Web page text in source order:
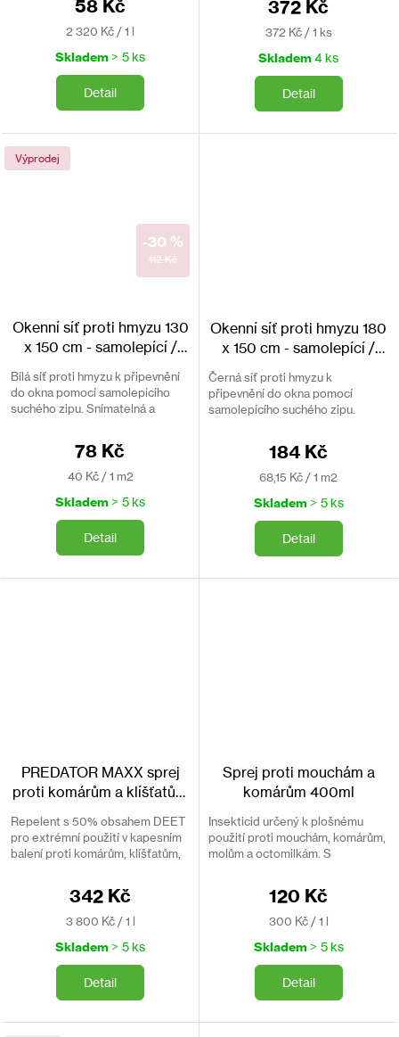
58 Kč
Měrná
2 320 Kč / 1 l
Skladem > 5 ks
Detail
372 Kč
Měrná
372 Kč / 1 ks
Skladem 4 ks
Detail
Výprodej
112 Kč
-30 %
Okenní síť proti hmyzu 130
x 150 cm - samolepící /
Bílá síť proti hmyzu k připevnění
do okna pomocí samolepícího
suchého zipu. Snímatelná a
78 Kč
Měrná
40 Kč / 1 m2
Skladem > 5 ks
Detail
Okenní síť proti hmyzu 180
x 150 cm - samolepící /
Černá síť proti hmyzu k
připevnění do okna pomocí
samolepícího suchého zipu.
184 Kč
Měrná
68,15 Kč / 1 m2
Skladem > 5 ks
Detail
PREDATOR MAXX sprej
proti komárům a klíšťatům
Repelent s 50% obsahem DEET
pro extrémní použití v kapesním
balení proti komárům, klíšťatům,
342 Kč
Měrná
3 800 Kč / 1 l
Skladem > 5 ks
Detail
Sprej proti mouchám a
komárům 400ml
Insekticid určený k plošnému
použití proti mouchám, komárům,
molům a octomilkám. S
120 Kč
Měrná
300 Kč / 1 l
Skladem > 5 ks
Detail